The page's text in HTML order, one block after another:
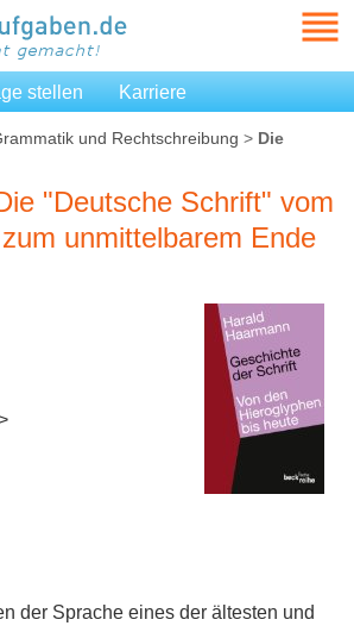
stellen Karriere
und Rechtschreibung > Die
"Deutsche Schrift" vom
unmittelbarem Ende
der Sprache eines der ältesten und